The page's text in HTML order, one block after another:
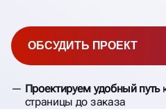
Проектируем удобный путь
страницы до заказа
ОБСУДИТЬ ПРОЕКТ